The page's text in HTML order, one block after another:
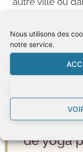
Nous utilisons des
notre service.
ET SI C’ÉTAIT
Devenir
de yoga